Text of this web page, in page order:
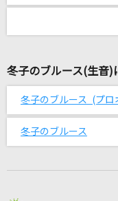
夏になって歌え
ファタール
GEMN
[生音]木綿のハン
冬子のブルース(生音)
冬子のブルース (プロ
冬子のブルース